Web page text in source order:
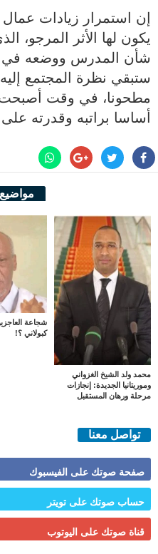
إن استمرار زيادات عمال
يكون لها الأثر المرجو،
شأن المدرس ووضعه في
ستبقي نظرة المجتمع
مطحونا، في وقت
أساسا براتبه وقدرته
محمد ولد الشيخ الغزواني
وموريتانيا الجديدة: إنجازات
مرحلة ورهان المستقبل
شجاعة
كبولاني ؟!
تواصل معنا
صفحة صوتك على الفيسبوك
حساب صوتك على تويتر
قناة صوتك على اليوتوب